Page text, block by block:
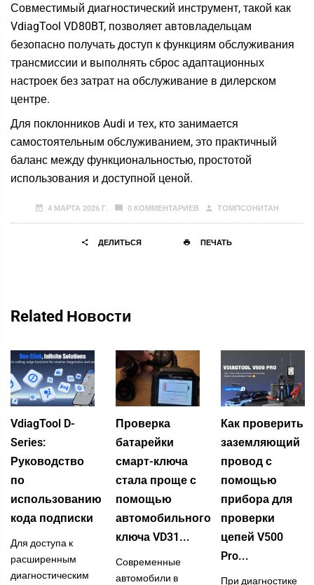
Совместимый диагностический инструмент, такой как
VdiagTool VD80BT, позволяет автовладельцам
безопасно получать доступ к функциям обслуживания
трансмиссии и выполнять сброс адаптационных
настроек без затрат на обслуживание в дилерском
центре.
Для поклонников Audi и тех, кто занимается
самостоятельным обслуживанием, это практичный
баланс между функциональностью, простотой
использования и доступной ценой.
4 МАРТА 2026 Г. 0 КОММЕНТАРИЕВ ТОМПСОНИТАН
ДЕЛИТЬСЯ ПЕЧАТЬ
Related Новости
VdiagTool D-
Series:
Руководство
по
использованию
кода подписки
Для доступа к
расширенным
диагностическим
Проверка
батарейки
смарт-ключа
стала проще с
помощью
автомобильного
ключа VD31...
Современные
автомобили в
Как проверить
заземляющий
провод с
помощью
прибора для
проверки
цепей V500
Pro...
При диагностике